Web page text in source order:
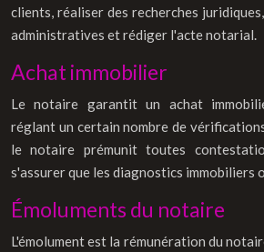
clients, réaliser des recherches
administratives et rédiger l'acte notarial.
Achat immobilier
Le notaire garantit un achat
réglant un certain nombre de
le notaire prémunit toutes
s'assurer que les diagnostics immobiliers
Émoluments du notaire
L'émolument est la rémunération du